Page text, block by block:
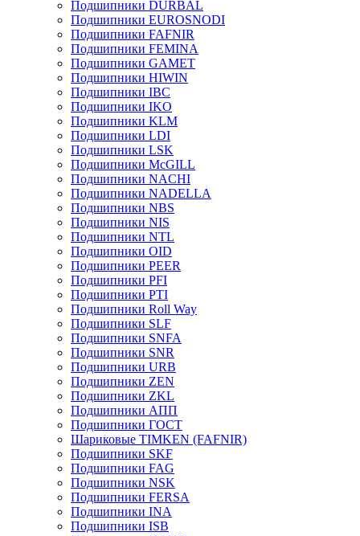
Подшипники DURBAL
Подшипники EUROSNODI
Подшипники FAFNIR
Подшипники FEMINA
Подшипники GAMET
Подшипники HIWIN
Подшипники IBC
Подшипники IKO
Подшипники KLM
Подшипники LDI
Подшипники LSK
Подшипники McGILL
Подшипники NACHI
Подшипники NADELLA
Подшипники NBS
Подшипники NIS
Подшипники NTL
Подшипники OID
Подшипники PEER
Подшипники PFI
Подшипники PTI
Подшипники Roll Way
Подшипники SLF
Подшипники SNFA
Подшипники SNR
Подшипники URB
Подшипники ZEN
Подшипники ZKL
Подшипники АПП
Подшипники ГОСТ
Шариковые ТІMKEN (FAFNIR)
Подшипники SKF
Подшипники FAG
Подшипники NSK
Подшипники FERSA
Подшипники INA
Подшипники ISB